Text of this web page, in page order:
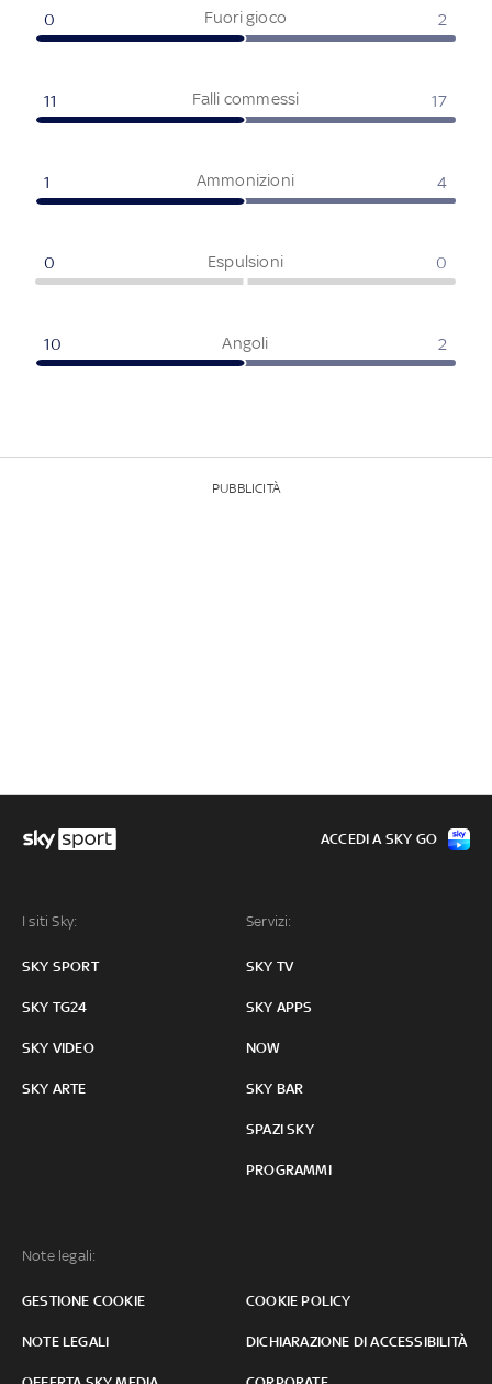
Fuori gioco
0 2
Falli commessi
11 17
Ammonizioni
1 4
Espulsioni
0 0
Angoli
10 2
PUBBLICITÀ
I siti Sky:
SKY SPORT
SKY TG24
SKY VIDEO
SKY ARTE
Servizi:
SKY TV
SKY APPS
NOW
SKY BAR
SPAZI SKY
PROGRAMMI
Note legali:
GESTIONE COOKIE COOKIE POLICY
NOTE LEGALI DICHIARAZIONE DI ACCESSIBILITÀ
ACCEDI A SKY GO